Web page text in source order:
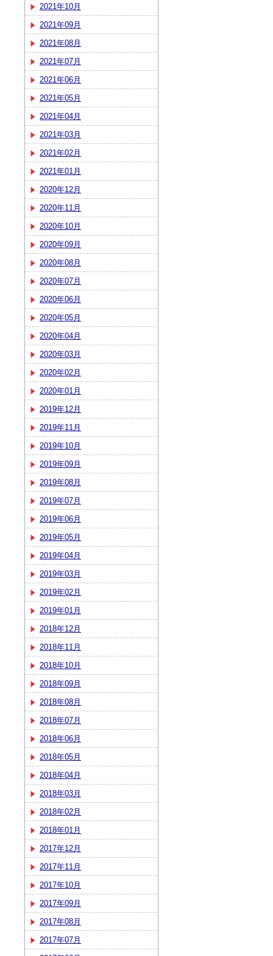
2021年10月
2021年09月
2021年08月
2021年07月
2021年06月
2021年05月
2021年04月
2021年03月
2021年02月
2021年01月
2020年12月
2020年11月
2020年10月
2020年09月
2020年08月
2020年07月
2020年06月
2020年05月
2020年04月
2020年03月
2020年02月
2020年01月
2019年12月
2019年11月
2019年10月
2019年09月
2019年08月
2019年07月
2019年06月
2019年05月
2019年04月
2019年03月
2019年02月
2019年01月
2018年12月
2018年11月
2018年10月
2018年09月
2018年08月
2018年07月
2018年06月
2018年05月
2018年04月
2018年03月
2018年02月
2018年01月
2017年12月
2017年11月
2017年10月
2017年09月
2017年08月
2017年07月